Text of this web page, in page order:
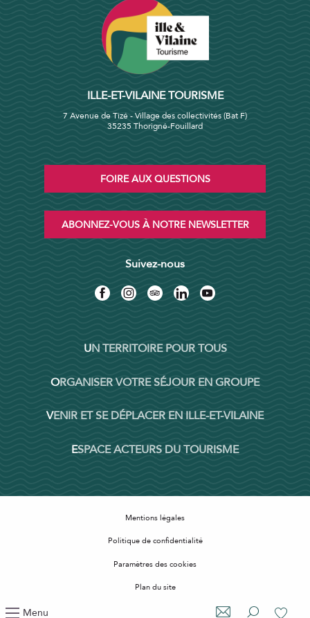
Menu
ILLE-ET-VILAINE TOURISME
7 Avenue de Tizé - Village des collectivités (Bat F)
35235 Thorigné-Fouillard
FOIRE AUX QUESTIONS
ABONNEZ-VOUS À NOTRE NEWSLETTER
Suivez-nous
UN TERRITOIRE POUR TOUS
ORGANISER VOTRE SÉJOUR EN GROUPE
VENIR ET SE DÉPLACER EN ILLE-ET-VILAINE
ESPACE ACTEURS DU TOURISME
Mentions légales
Politique de confidentialité
Paramètres des cookies
Plan du site